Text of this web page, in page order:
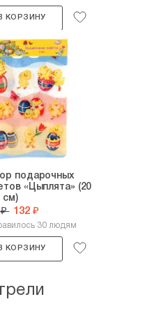
КОРЗИНУ
подарочных
«Цыплята» (20
см)
₽ 132 ₽
30 людям
КОРЗИНУ